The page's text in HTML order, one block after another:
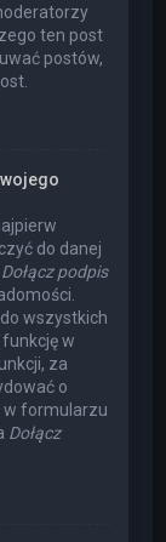
ten post
postów,
do danej
Dołącz podpis
wszystkich
w
za
o
w formularzu
Dołącz